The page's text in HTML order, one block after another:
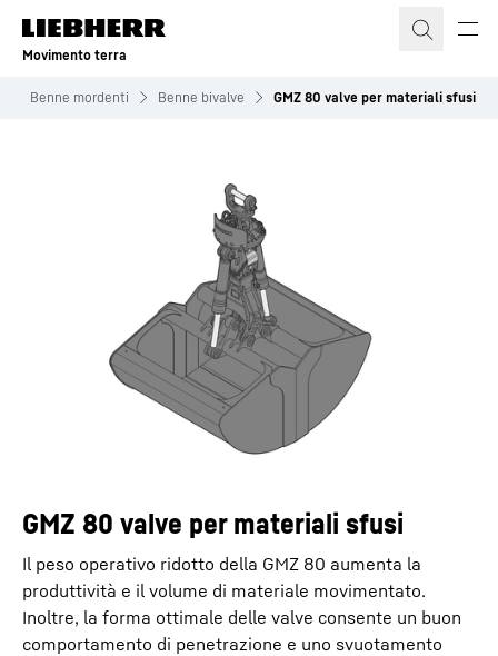
Movimento terra
Benne mordenti Benne bivalve GMZ 80 valve per materiali sfusi
GMZ 80 valve per materiali sfusi
Il peso operativo ridotto della GMZ 80 aumenta la
produttività e il volume di materiale movimentato.
Inoltre, la forma ottimale delle valve consente un buon
comportamento di penetrazione e uno svuotamento